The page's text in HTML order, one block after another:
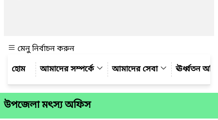
মেনু নির্বাচন করুন
আমাদের সম্পর্কে
আমাদের সেবা ঊর্ধ্বতন
উপজেলা মৎস্য অফিস